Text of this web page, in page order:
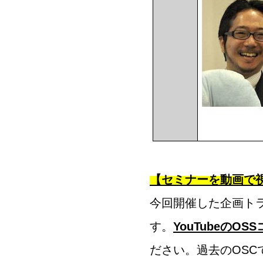
【セミナーを動画で
今回開催した企画ト
す。 YouTubeのOSS
ださい。過去のOSC